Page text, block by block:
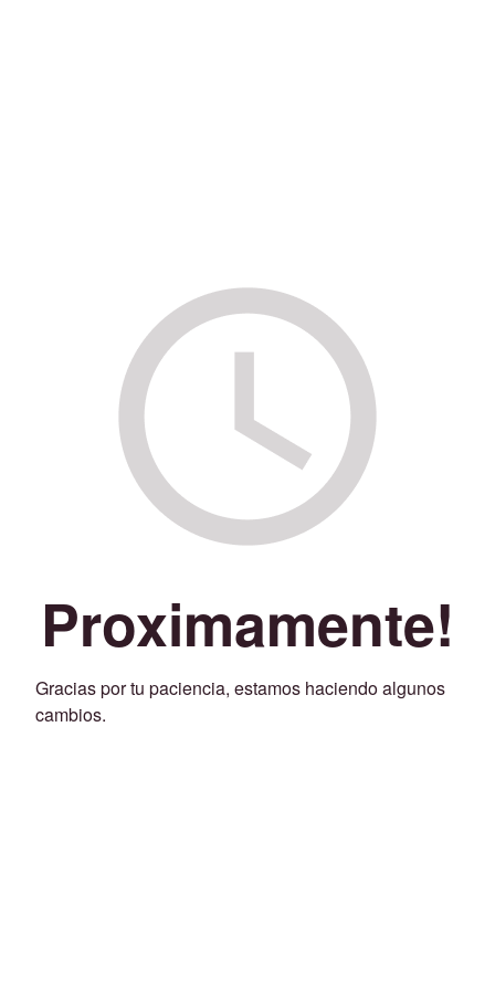
Proximamente!
Gracias por tu paciencia, estamos haciendo algunos
cambios.